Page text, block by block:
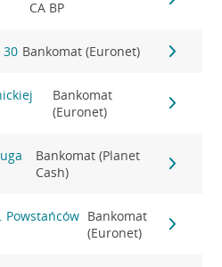
CA BP
30 Bankomat (Euronet)
Bankomat
(Euronet)
Bankomat (Planet
Cash)
Powstańców Bankomat
(Euronet)